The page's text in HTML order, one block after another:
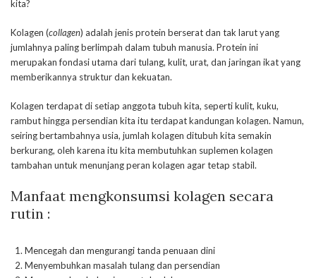
kita?
Kolagen (collagen) adalah jenis protein berserat dan tak larut yang
jumlahnya paling berlimpah dalam tubuh manusia. Protein ini
merupakan fondasi utama dari tulang, kulit, urat, dan jaringan ikat yang
memberikannya struktur dan kekuatan.
Kolagen terdapat di setiap anggota tubuh kita, seperti kulit, kuku,
rambut hingga persendian kita itu terdapat kandungan kolagen. Namun,
seiring bertambahnya usia, jumlah kolagen ditubuh kita semakin
berkurang, oleh karena itu kita membutuhkan suplemen kolagen
tambahan untuk menunjang peran kolagen agar tetap stabil.
Manfaat mengkonsumsi kolagen secara
rutin :
Mencegah dan mengurangi tanda penuaan dini
Menyembuhkan masalah tulang dan persendian